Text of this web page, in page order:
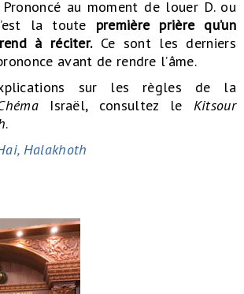
Prononcé au moment de louer D. ou
la toute première prière qu’un
à réciter.Ce sont les derniers
avant de rendre l’âme.
sur les règles de la
Israël, consultez le Kitsour
.
Halakhoth